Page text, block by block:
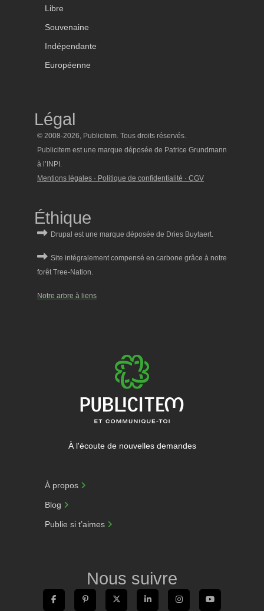
Libre
Souvenaine
Indépendante
Européenne
Légal
© 2008-2026, Publicitem. Tous droits réservés.
Publicitem est une marque déposée de Patrice Grundmann
à l’INPI.
Mentions légales · Politique de confidentialité · CGV
Éthique
Notre arbre à liens
À l'écoute de nouvelles demandes
À propos
Blog
Publie si t’aimes
Nous suivre